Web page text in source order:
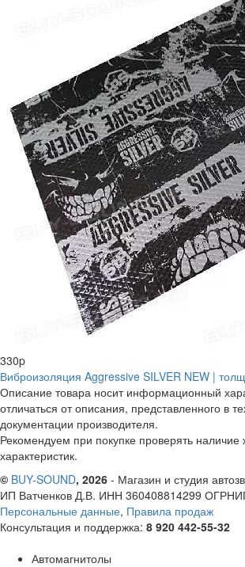
330p
Виброизоляция Aggressive SILVER NEW |
Описание товара носит информационный
отличаться от описания, представленного в
документации производителя.
Рекомендуем при покупке проверять
характеристик.
© BUY-SOUND, 2026 - Магазин и студия
ИП Ватченков Д.В. ИНН 360408814299
Персональные данные, Правила продаж
Консультация и поддержка: 8 920 442-55-32
Автомагнитолы